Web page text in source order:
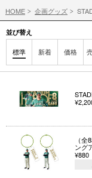
HOME 企画グッズ
並び替え
標準 新着 価格
（
ング
¥880